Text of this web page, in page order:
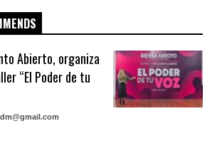
Abierto, organiza
“El Poder de tu